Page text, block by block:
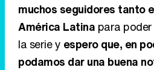
muchos seguidores tanto
América Latina para
la serie y espero que, en
podamos dar una buena